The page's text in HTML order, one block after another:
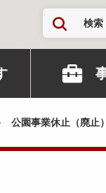
検索
公園事業休止（廃止